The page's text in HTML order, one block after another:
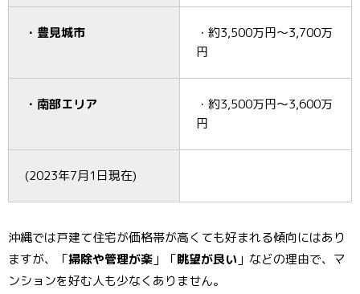
・豊見城市
・約3,500万円～3,700万
円
・南部エリア
・約3,500万円～3,600万
円
(2023年7月1日現在)
沖縄では戸建て住宅が価格帯が高くても好まれる傾向にはあり
ますが、「掃除や管理が楽 」「眺望が良い 」などの理由で、マ
ンションを好む人も少なくありません。